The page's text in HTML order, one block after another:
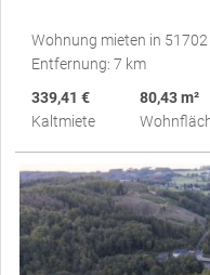
Wohnung mieten in
Entfernung: 7 km
339,41 €
Kaltmiete
80,43 m²